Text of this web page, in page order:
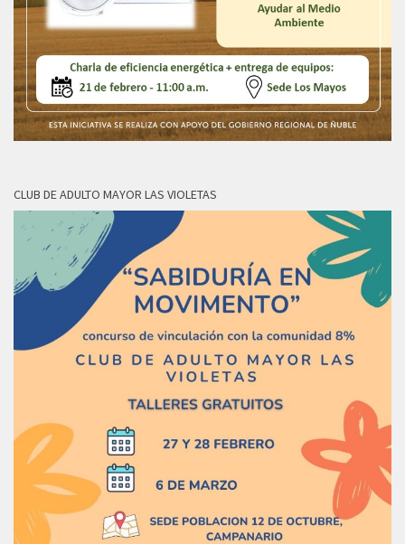
CLUB DE ADULTO MAYOR LAS VIOLETAS